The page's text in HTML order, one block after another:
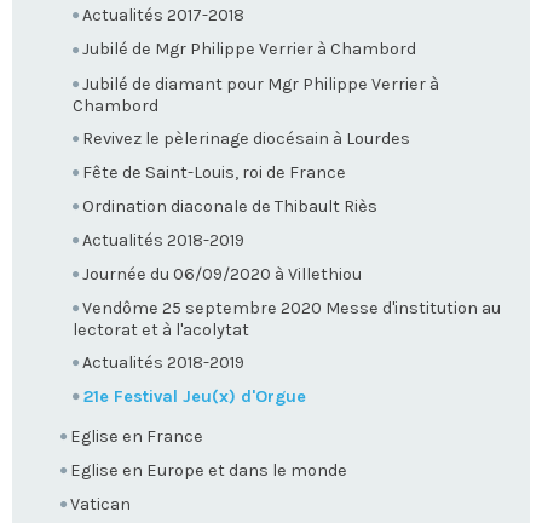
Actualités 2017-2018
Jubilé de Mgr Philippe Verrier à Chambord
Jubilé de diamant pour Mgr Philippe Verrier à
Chambord
Revivez le pèlerinage diocésain à Lourdes
Fête de Saint-Louis, roi de France
Ordination diaconale de Thibault Riès
Actualités 2018-2019
Journée du 06/09/2020 à Villethiou
Vendôme 25 septembre 2020 Messe d'institution au
lectorat et à l'acolytat
Actualités 2018-2019
21e Festival Jeu(x) d'Orgue
Eglise en France
Eglise en Europe et dans le monde
Vatican